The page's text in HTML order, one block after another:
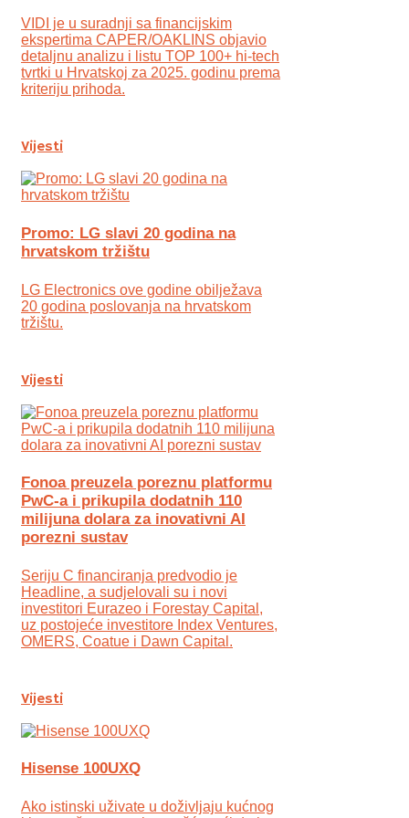
VIDI je u suradnji sa financijskim
ekspertima CAPER/OAKLINS objavio
detaljnu analizu i listu TOP 100+ hi-tech
tvrtki u Hrvatskoj za 2025. godinu prema
kriteriju prihoda.
Vijesti
Promo: LG slavi 20 godina na
hrvatskom tržištu
LG Electronics ove godine obilježava
20 godina poslovanja na hrvatskom
tržištu.
Vijesti
Fonoa preuzela poreznu platformu
PwC-a i prikupila dodatnih 110
milijuna dolara za inovativni AI
porezni sustav
Seriju C financiranja predvodio je
Headline, a sudjelovali su i novi
investitori Eurazeo i Forestay Capital,
uz postojeće investitore Index Ventures,
OMERS, Coatue i Dawn Capital.
Vijesti
Hisense 100UXQ
Ako istinski uživate u doživljaju kućnog